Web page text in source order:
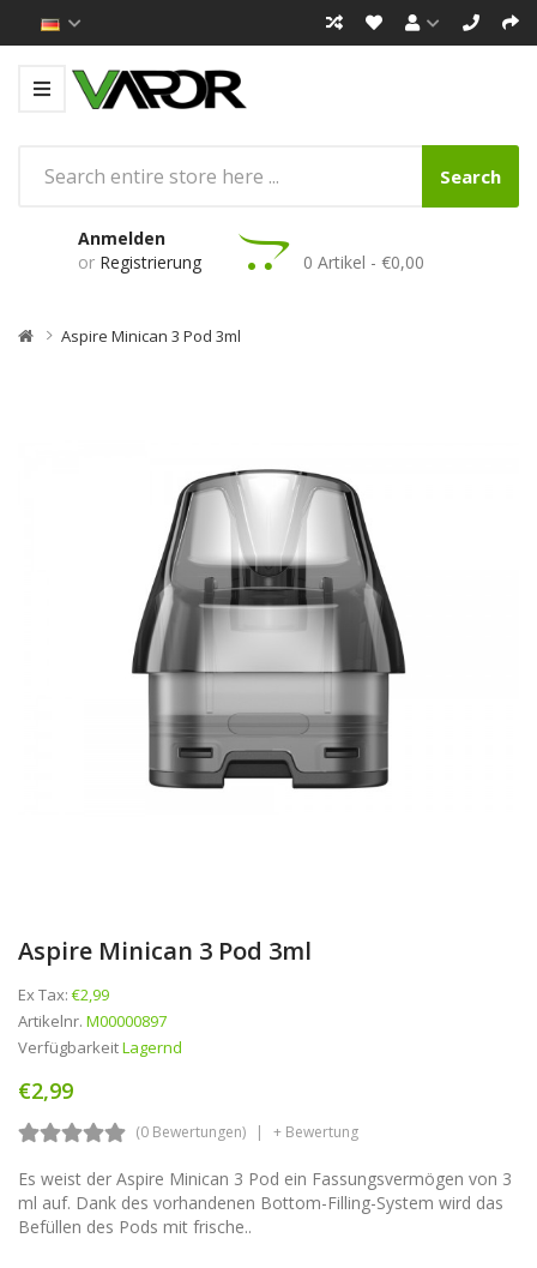
Search
Anmelden
or Registrierung 0 Artikel - €0,00
Aspire Minican 3 Pod 3ml
Aspire Minican 3 Pod 3ml
Ex Tax: €2,99
Artikelnr. M00000897
VerfügbarkeitLagernd
€2,99
(0 Bewertungen) + Bewertung
Es weist der Aspire Minican 3 Pod ein Fassungsvermögen von 3
ml auf. Dank des vorhandenen Bottom-Filling-System wird das
Befüllen des Pods mit frische..